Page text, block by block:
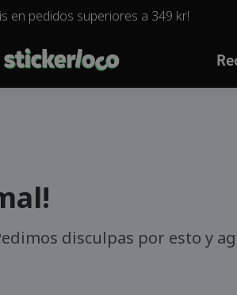
en pedidos superiores a 349 kr!
disculpas por esto y